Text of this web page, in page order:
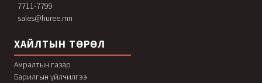
7711-7799
sales@huree.mn
ХАЙЛТЫН ТӨРӨЛ
Амралтын газар
Барилгын үйлчилгээ